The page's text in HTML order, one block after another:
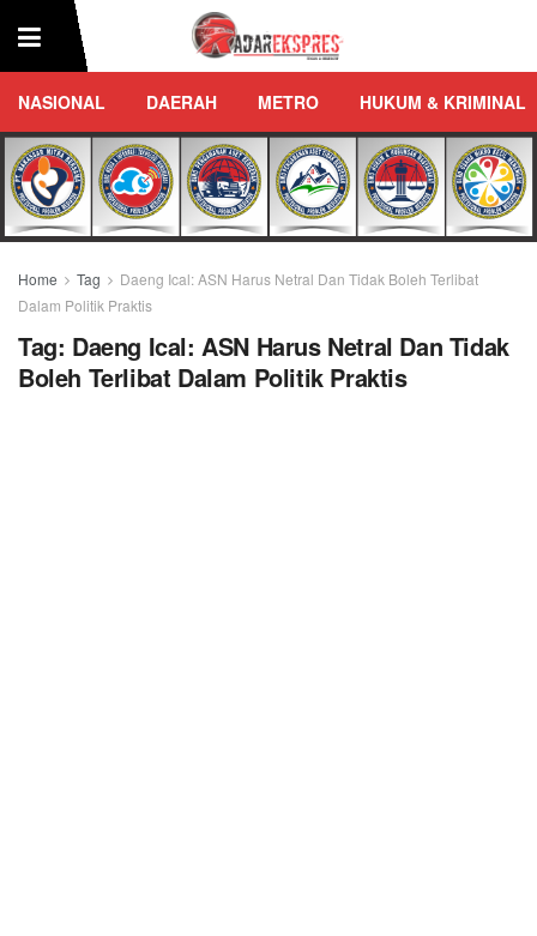
NASIONAL DAERAH METRO HUKUM & KRIMINAL
Home Tag
Daeng Ical: ASN Harus Netral Dan Tidak Boleh Terlibat
Dalam Politik Praktis
Tag: Daeng Ical: ASN Harus Netral Dan Tidak
Boleh Terlibat Dalam Politik Praktis